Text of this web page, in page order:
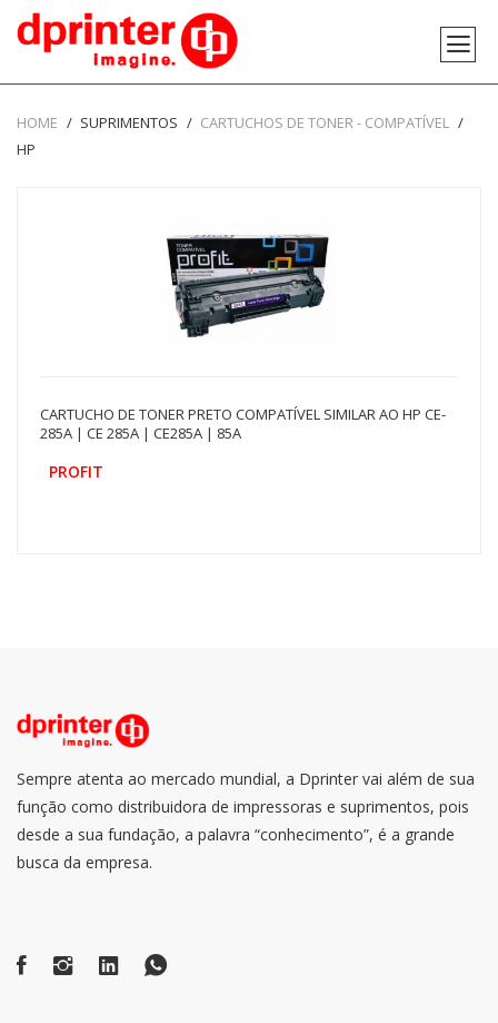
HOME SUPRIMENTOS
CARTUCHOS DE TONER - COMPATÍVEL
HP
CARTUCHO DE TONER PRETO COMPATÍVEL SIMILAR AO HP CE-
285A | CE 285A | CE285A | 85A
PROFIT
Sempre atenta ao mercado mundial, a Dprinter vai além de sua
função como distribuidora de impressoras e suprimentos, pois
desde a sua fundação, a palavra “conhecimento”, é a grande
busca da empresa.